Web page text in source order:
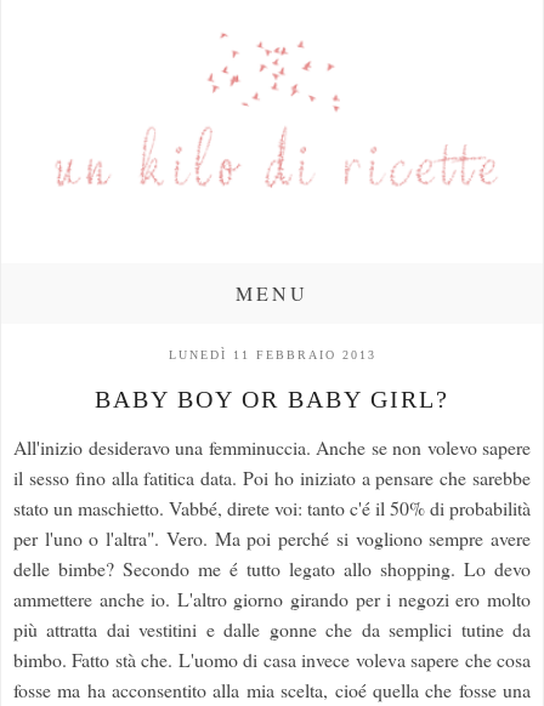
MENU
LUNEDÌ 11 FEBBRAIO 2013
BABY BOY OR BABY GIRL?
All'inizio desideravo una femminuccia. Anche se non volevo sapere
il sesso fino alla fatitica data. Poi ho iniziato a pensare che sarebbe
stato un maschietto. Vabbé, direte voi: tanto c'é il 50% di probabilità
per l'uno o l'altra". Vero. Ma poi perché si vogliono sempre avere
delle bimbe? Secondo me é tutto legato allo shopping. Lo devo
ammettere anche io. L'altro giorno girando per i negozi ero molto
più attratta dai vestitini e dalle gonne che da semplici tutine da
bimbo. Fatto stà che. L'uomo di casa invece voleva sapere che cosa
fosse ma ha acconsentito alla mia scelta, cioé quella che fosse una